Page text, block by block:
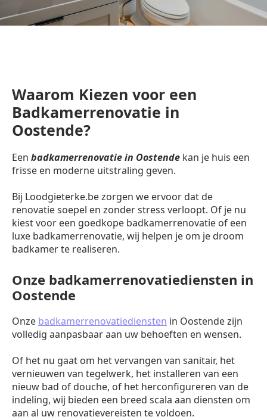
Waarom Kiezen voor een
Badkamerrenovatie in
Oostende?
Een badkamerrenovatie in Oostende kan je huis een
frisse en moderne uitstraling geven.
Bij Loodgieterke.be zorgen we ervoor dat de
renovatie soepel en zonder stress verloopt. Of je nu
kiest voor een goedkope badkamerrenovatie of een
luxe badkamerrenovatie, wij helpen je om je droom
badkamer te realiseren.
Onze badkamerrenovatiediensten in
Oostende
Onze badkamerrenovatiediensten in Oostende zijn
volledig aanpasbaar aan uw behoeften en wensen.
Of het nu gaat om het vervangen van sanitair, het
vernieuwen van tegelwerk, het installeren van een
nieuw bad of douche, of het herconfigureren van de
indeling, wij bieden een breed scala aan diensten om
aan al uw renovatievereisten te voldoen.